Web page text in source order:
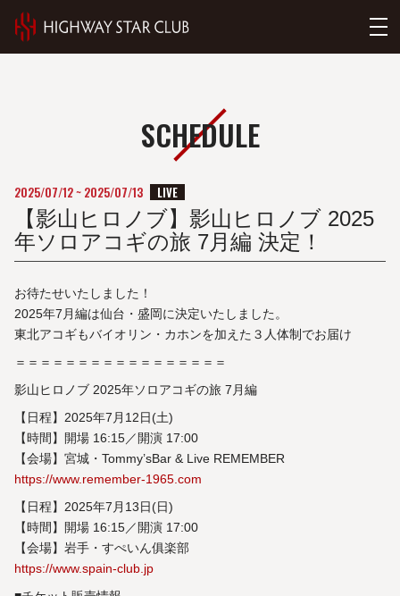
SCHEDULE
2025/07/12~ 2025/07/13 LIVE
【影山ヒロノブ】影山ヒロノブ 2025
年ソロアコギの旅 7月編 決定！
お待たせいたしました！
2025年7月編は仙台・盛岡に決定いたしました。
東北アコギもバイオリン・カホンを加えた３人体制でお届け
＝＝＝＝＝＝＝＝＝＝＝＝＝＝＝＝＝
影⼭ヒロノブ 2025年ソロアコギの旅 7月編
【日程】2025年7月12日(土)
【時間】開場 16:15／開演 17:00
【会場】宮城・Tommy’sBar & Live REMEMBER
https://www.remember-1965.com
【日程】2025年7月13日(日)
【時間】開場 16:15／開演 17:00
【会場】岩手・すぺいん俱楽部
https://www.spain-club.jp